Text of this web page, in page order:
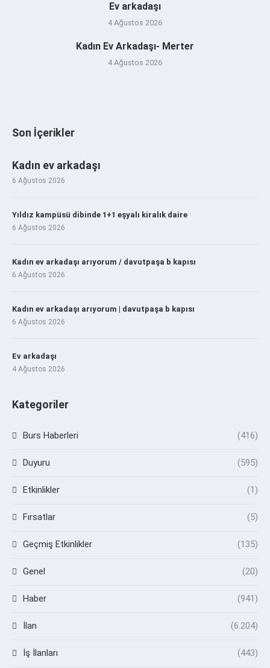
Ev arkadaşı
4 Ağustos 2026
Kadın Ev Arkadaşı- Merter
4 Ağustos 2026
Son İçerikler
Kadın ev arkadaşı
6 Ağustos 2026
Yıldız kampüsü dibinde 1+1 eşyalı kiralık daire
6 Ağustos 2026
Kadın ev arkadaşı arıyorum / davutpaşa b kapısı
6 Ağustos 2026
Kadın ev arkadaşı arıyorum | davutpaşa b kapısı
6 Ağustos 2026
Ev arkadaşı
4 Ağustos 2026
Kategoriler
Burs Haberleri (416)
Duyuru (595)
Etkinlikler (1)
Fırsatlar (5)
Geçmiş Etkinlikler (135)
Genel (20)
Haber (941)
İlan (6.204)
İş İlanları (443)